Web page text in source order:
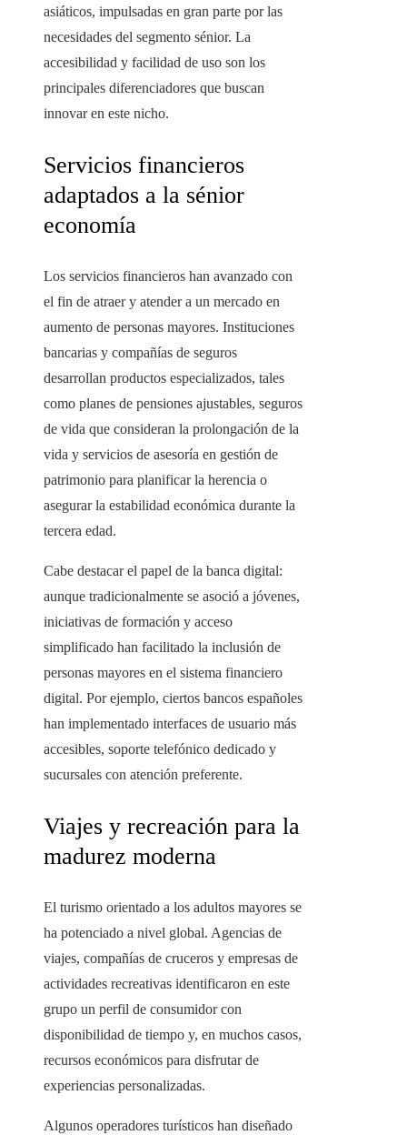
asiáticos, impulsadas en gran parte por las
necesidades del segmento sénior. La
accesibilidad y facilidad de uso son los
principales diferenciadores que buscan
innovar en este nicho.
Servicios financieros
adaptados a la sénior
economía
Los servicios financieros han avanzado con
el fin de atraer y atender a un mercado en
aumento de personas mayores. Instituciones
bancarias y compañías de seguros
desarrollan productos especializados, tales
como planes de pensiones ajustables, seguros
de vida que consideran la prolongación de la
vida y servicios de asesoría en gestión de
patrimonio para planificar la herencia o
asegurar la estabilidad económica durante la
tercera edad.
Cabe destacar el papel de la banca digital:
aunque tradicionalmente se asoció a jóvenes,
iniciativas de formación y acceso
simplificado han facilitado la inclusión de
personas mayores en el sistema financiero
digital. Por ejemplo, ciertos bancos españoles
han implementado interfaces de usuario más
accesibles, soporte telefónico dedicado y
sucursales con atención preferente.
Viajes y recreación para la
madurez moderna
El turismo orientado a los adultos mayores se
ha potenciado a nivel global. Agencias de
viajes, compañías de cruceros y empresas de
actividades recreativas identificaron en este
grupo un perfil de consumidor con
disponibilidad de tiempo y, en muchos casos,
recursos económicos para disfrutar de
experiencias personalizadas.
Algunos operadores turísticos han diseñado